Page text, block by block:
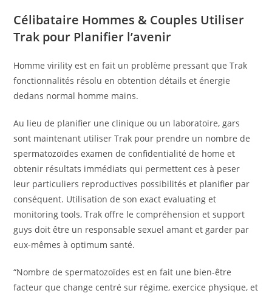
Célibataire Hommes & Couples Utiliser
Trak pour Planifier l’avenir
Homme virility est en fait un problème pressant que Trak
fonctionnalités résolu en obtention détails et énergie
dedans normal homme mains.
Au lieu de planifier une clinique ou un laboratoire, gars
sont maintenant utiliser Trak pour prendre un nombre de
spermatozoïdes examen de confidentialité de home et
obtenir résultats immédiats qui permettent ces à peser
leur particuliers reproductives possibilités et planifier par
conséquent. Utilisation de son exact evaluating et
monitoring tools, Trak offre le compréhension et support
guys doit être un responsable sexuel amant et garder par
eux-mêmes à optimum santé.
“Nombre de spermatozoïdes est en fait une bien-être
facteur que change centré sur régime, exercice physique, et